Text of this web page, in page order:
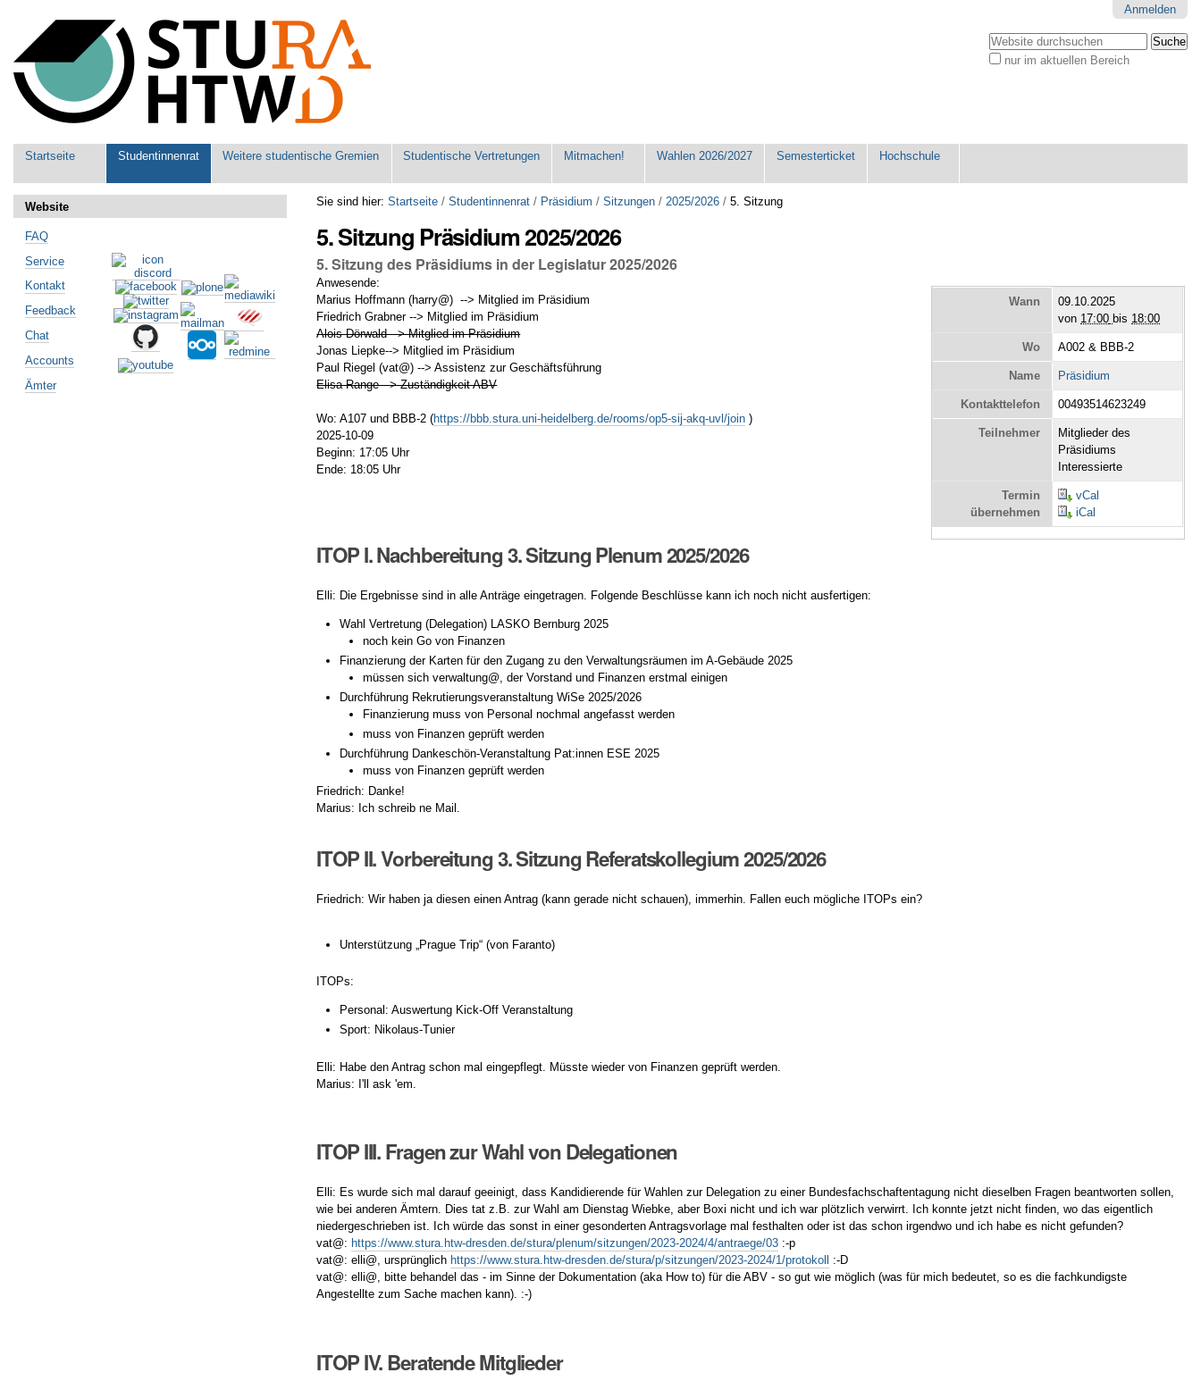
Werkzeuge
Anmelden
Website durchsuchen
nur im aktuellen Bereich
Sektionen
Startseite Studentinnenrat Weitere studentische Gremien Studentische Vertretungen Mitmachen! Wahlen 2026/2027 Semesterticket Hochschule
Sie sind hier: Startseite /Studentinnenrat / Präsidium /Sitzungen /2025/2026 /5. Sitzung
5. Sitzung Präsidium 2025/2026
5. Sitzung des Präsidiums in der Legislatur 2025/2026
Wann
09.10.2025
von 17:00 bis 18:00
Wo A002 & BBB-2
Name Präsidium
Kontakttelefon 00493514623249
Teilnehmer
Mitglieder des
Präsidiums
Interessierte
Termin
übernehmen
vCal
iCal
Anwesende:
Marius Hoffmann (harry@) --> Mitglied im Präsidium
Friedrich Grabner --> Mitglied im Präsidium
Alois Dörwald --> Mitglied im Präsidium
Jonas Liepke--> Mitglied im Präsidium
Paul Riegel (vat@) --> Assistenz zur Geschäftsführung
Elisa Range --> Zuständigkeit ABV
Wo: A107 und BBB-2 (https://bbb.stura.uni-heidelberg.de/rooms/op5-sij-akq-uvl/join )
2025-10-09
Beginn: 17:05 Uhr
Ende: 18:05 Uhr
ITOP I. Nachbereitung 3. Sitzung Plenum 2025/2026
Elli: Die Ergebnisse sind in alle Anträge eingetragen. Folgende Beschlüsse kann ich noch nicht ausfertigen:
Wahl Vertretung (Delegation) LASKO Bernburg 2025
noch kein Go von Finanzen
Finanzierung der Karten für den Zugang zu den Verwaltungsräumen im A-Gebäude 2025
müssen sich verwaltung@, der Vorstand und Finanzen erstmal einigen
Durchführung Rekrutierungsveranstaltung WiSe 2025/2026
Finanzierung muss von Personal nochmal angefasst werden
muss von Finanzen geprüft werden
Durchführung Dankeschön-Veranstaltung Pat:innen ESE 2025
muss von Finanzen geprüft werden
Friedrich: Danke!
Marius: Ich schreib ne Mail.
ITOP II. Vorbereitung 3. Sitzung Referatskollegium 2025/2026
Friedrich: Wir haben ja diesen einen Antrag (kann gerade nicht schauen), immerhin. Fallen euch mögliche ITOPs ein?
Unterstützung „Prague Trip“ (von Faranto)
ITOPs:
Personal: Auswertung Kick-Off Veranstaltung
Sport: Nikolaus-Tunier
Elli: Habe den Antrag schon mal eingepflegt. Müsste wieder von Finanzen geprüft werden.
Marius: I'll ask 'em.
ITOP III. Fragen zur Wahl von Delegationen
Elli: Es wurde sich mal darauf geeinigt, dass Kandidierende für Wahlen zur Delegation zu einer Bundesfachschaftentagung nicht dieselben Fragen beantworten sollen,
wie bei anderen Ämtern. Dies tat z.B. zur Wahl am Dienstag Wiebke, aber Boxi nicht und ich war plötzlich verwirrt. Ich konnte jetzt nicht finden, wo das eigentlich
niedergeschrieben ist. Ich würde das sonst in einer gesonderten Antragsvorlage mal festhalten oder ist das schon irgendwo und ich habe es nicht gefunden?
vat@: https://www.stura.htw-dresden.de/stura/plenum/sitzungen/2023-2024/4/antraege/03 :-p
vat@: elli@, ursprünglich https://www.stura.htw-dresden.de/stura/p/sitzungen/2023-2024/1/protokoll
:-D
vat@: elli@, bitte behandel das - im Sinne der Dokumentation (aka How to) für die ABV - so gut wie möglich (was für mich bedeutet, so es die fachkundigste
Angestellte zum Sache machen kann). :-)
ITOP IV. Beratende Mitglieder
Website
FAQ
Service
Kontakt
Feedback
Chat
Accounts
Ämter